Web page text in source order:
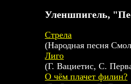
Уленшпигель,
Стрела
(Hародная песня
Лиго
(Г. Вациетис, С.
О чём плачет филин?